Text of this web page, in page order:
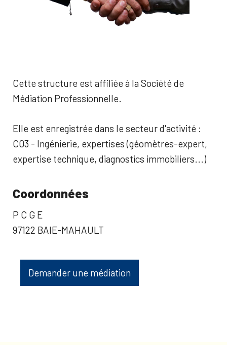
Cette structure est affiliée à la Société de
Médiation Professionnelle.
Elle est enregistrée dans le secteur d'activité :
C03 - Ingénierie, expertises (géomètres-expert,
expertise technique, diagnostics immobiliers...)
Coordonnées
P C G E
97122 BAIE-MAHAULT
Demander une médiation